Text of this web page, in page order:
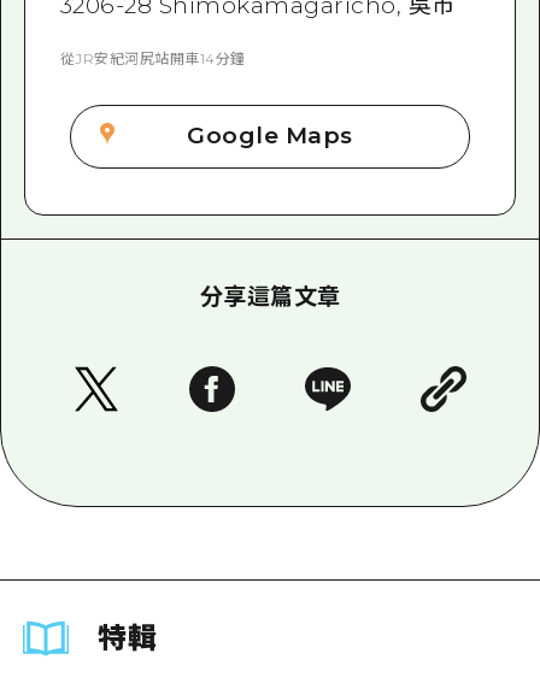
3206-28 Shimokamagaricho, 吳市
從JR安紀河尻站開車14分鐘
Google Maps
分享這篇文章
特輯